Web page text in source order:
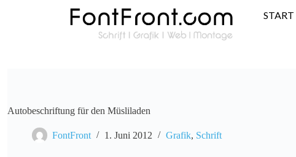
START
Autobeschriftung für den Müsliladen
FontFront 1. Juni 2012 Grafik, Schrift